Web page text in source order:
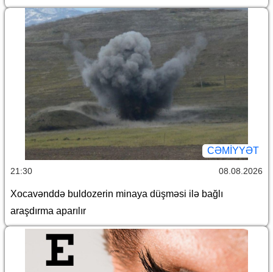
CƏMİYYƏT
21:30 08.08.2026
Xocavənddə buldozerin minaya düşməsi ilə bağlı
araşdırma aparılır